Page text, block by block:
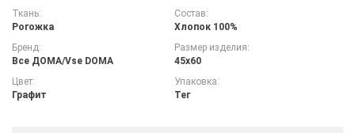
Ткань:
Рогожка
Состав:
Хлопок 100%
Бренд:
Все ДOMA/Vse DOMA
Размер изделия:
45х60
Цвет:
Графит
Упаковка:
Тег